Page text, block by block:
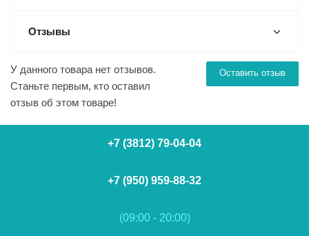
Отзывы
Оставить отзыв
У данного товара нет отзывов.
Станьте первым, кто оставил
отзыв об этом товаре!
+7 (3812) 79-04-04
+7 (950) 959-88-32
(09:00 - 20:00)